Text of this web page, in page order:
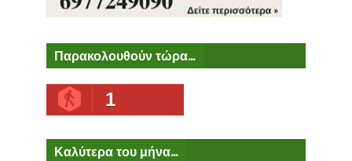
Παρακολουθούν τώρα...
1
Καλύτερα του μήνα...